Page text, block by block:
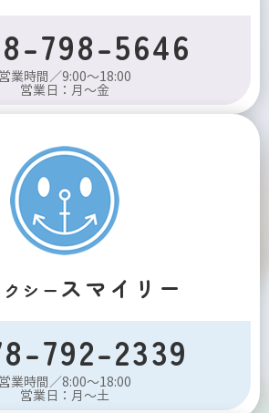
798-5646
営業時間／9:00～18:00
営業日：月～金
シー スマイリー
792-2339
営業時間／8:00～18:00
営業日：月～土